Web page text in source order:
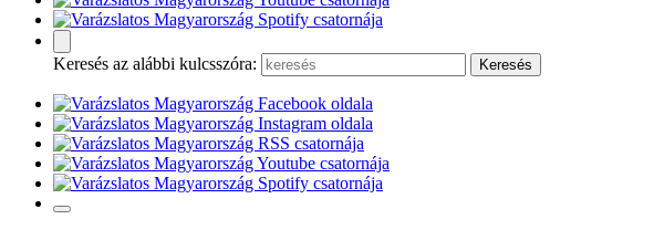
Keresés az alábbi kulcsszóra: